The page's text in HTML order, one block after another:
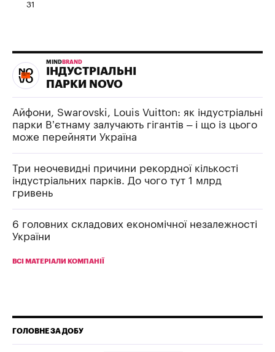
31
MIND BRAND
ІНДУСТРІАЛЬНІ
ПАРКИ NOVO
Айфони, Swarovski, Louis Vuitton: як індустріальні
парки В’єтнаму залучають гігантів – і що із цього
може перейняти Україна
Три неочевидні причини рекордної кількості
індустріальних парків. До чого тут 1 млрд
гривень
6 головних складових економічної незалежності
України
ВСІ МАТЕРІАЛИ КОМПАНІЇ
ГОЛОВНЕ ЗА ДОБУ